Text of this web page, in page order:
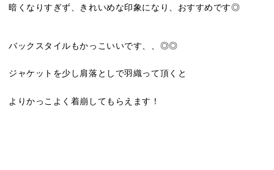
暗くなりすぎず、きれいめな印象になり、おすすめです◎
バックスタイルもかっこいいです、、◎◎
ジャケットを少し肩落としで羽織って頂くと
よりかっこよく着崩してもらえます！